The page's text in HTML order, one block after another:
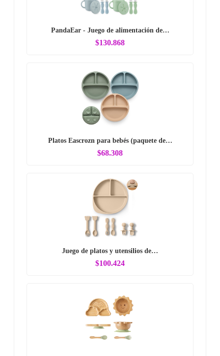
PandaEar - Juego de alimentación de…
$130.868
Platos Eascrozn para bebés (paquete de…
$68.308
Juego de platos y utensilios de…
$100.424